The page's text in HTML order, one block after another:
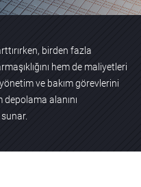
birden fazla
hem de maliyetleri
ve bakım görevlerini
alanını